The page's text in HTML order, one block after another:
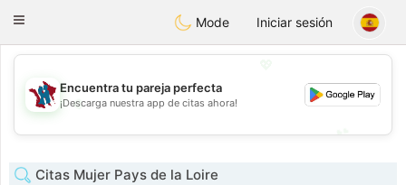
JTaimerais
Toggle
Mode Iniciar sesión
💖
💕
Encuentra tu pareja perfecta
¡Descarga nuestra app de citas ahora!
Citas Mujer Pays de la Loire